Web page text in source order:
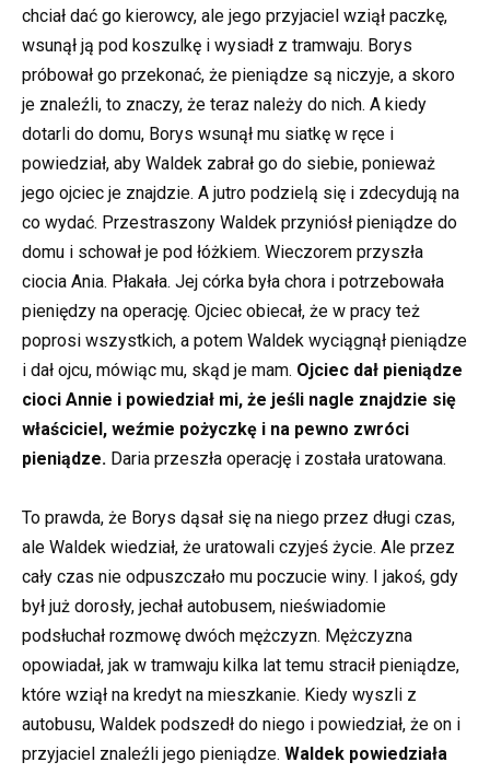
chciał dać go kierowcy, ale jego przyjaciel wziął paczkę,
wsunął ją pod koszulkę i wysiadł z tramwaju. Borys
próbował go przekonać, że pieniądze są niczyje, a skoro
je znaleźli, to znaczy, że teraz należy do nich. A kiedy
dotarli do domu, Borys wsunął mu siatkę w ręce i
powiedział, aby Waldek zabrał go do siebie, ponieważ
jego ojciec je znajdzie. A jutro podzielą się i zdecydują na
co wydać. Przestraszony Waldek przyniósł pieniądze do
domu i schował je pod łóżkiem. Wieczorem przyszła
ciocia Ania. Płakała. Jej córka była chora i potrzebowała
pieniędzy na operację. Ojciec obiecał, że w pracy też
poprosi wszystkich, a potem Waldek wyciągnął pieniądze
i dał ojcu, mówiąc mu, skąd je mam. Ojciec dał pieniądze
cioci Annie i powiedział mi, że jeśli nagle znajdzie się
właściciel, weźmie pożyczkę i na pewno zwróci
pieniądze. Daria przeszła operację i została uratowana.
To prawda, że Borys dąsał się na niego przez długi czas,
ale Waldek wiedział, że uratowali czyjeś życie. Ale przez
cały czas nie odpuszczało mu poczucie winy. I jakoś, gdy
był już dorosły, jechał autobusem, nieświadomie
podsłuchał rozmowę dwóch mężczyzn. Mężczyzna
opowiadał, jak w tramwaju kilka lat temu stracił pieniądze,
które wziął na kredyt na mieszkanie. Kiedy wyszli z
autobusu, Waldek podszedł do niego i powiedział, że on i
przyjaciel znaleźli jego pieniądze. Waldek powiedziała